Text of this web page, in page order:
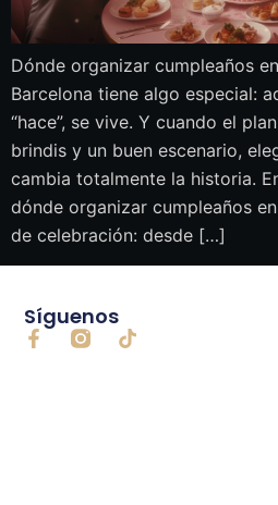
Dónde organizar cumpleaños
Barcelona tiene algo especial:
“hace”, se vive. Y cuando el
brindis y un buen escenario,
cambia totalmente la historia.
dónde organizar cumpleaños
de celebración: desde […]
Síguenos